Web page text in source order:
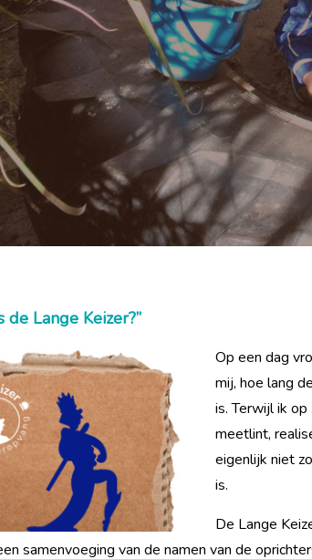
de Lange Keizer?”
Op een dag
mij, hoe lang
is. Terwijl ik op
meetlint,
eigenlijk niet
is.
De Lange
samenvoeging van de namen van de